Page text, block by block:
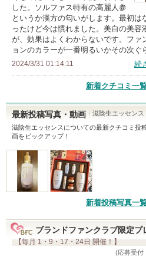
メ
ン
バ
ー
お
に
登
録
さ
れ
て
い
ま
した。ソルファス特有の高麗人参
というか漢方の匂いがします。最初は
ったけど今は慣れました。美白の美容
が、効果はよくわからないです。ファ
ョンのカラーが一番明るいかその次ぐ
2024/3/31 01:14:11 続
新着クチコミ一
最新投稿写真・動画
滋陰生エッセンス
滋陰生エッセンス についての最新クチコミ投
画をピックアップ！
新着投稿写真一覧
ブランドファンクラブ限定プ
【毎月 1・9・17・24日 開催！】
(応募受付